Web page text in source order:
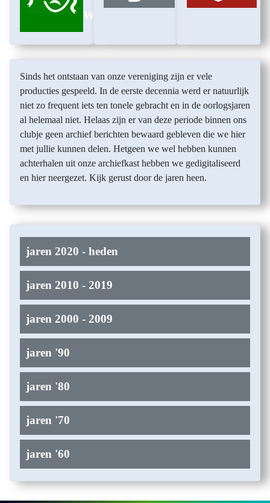
wij
Sinds het ontstaan van onze vereniging zijn er vele
producties gespeeld. In de eerste decennia werd er natuurlijk
niet zo frequent iets ten tonele gebracht en in de oorlogsjaren
al helemaal niet. Helaas zijn er van deze periode binnen ons
clubje geen archief berichten bewaard gebleven die we hier
met jullie kunnen delen. Hetgeen we wel hebben kunnen
achterhalen uit onze archiefkast hebben we gedigitaliseerd
en hier neergezet. Kijk gerust door de jaren heen.
jaren 2020 - heden
jaren 2010 - 2019
jaren 2000 - 2009
jaren '90
jaren '80
jaren '70
jaren '60